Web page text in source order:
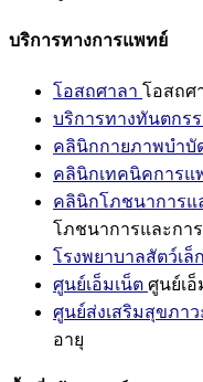
บริการทางการแพทย์
โอสถศาลา โอสถศ
บริการทางทันตกร
คลินิกกายภาพบำบั
คลินิกเทคนิคการแ
คลินิกโภชนาการแ
โภชนาการและกา
โรงพยาบาลสัตว์เล็
ศูนย์เอ็มเน็ต ศูนย์เอ็
ศูนย์ส่งเสริมสุขภาว
อายุ